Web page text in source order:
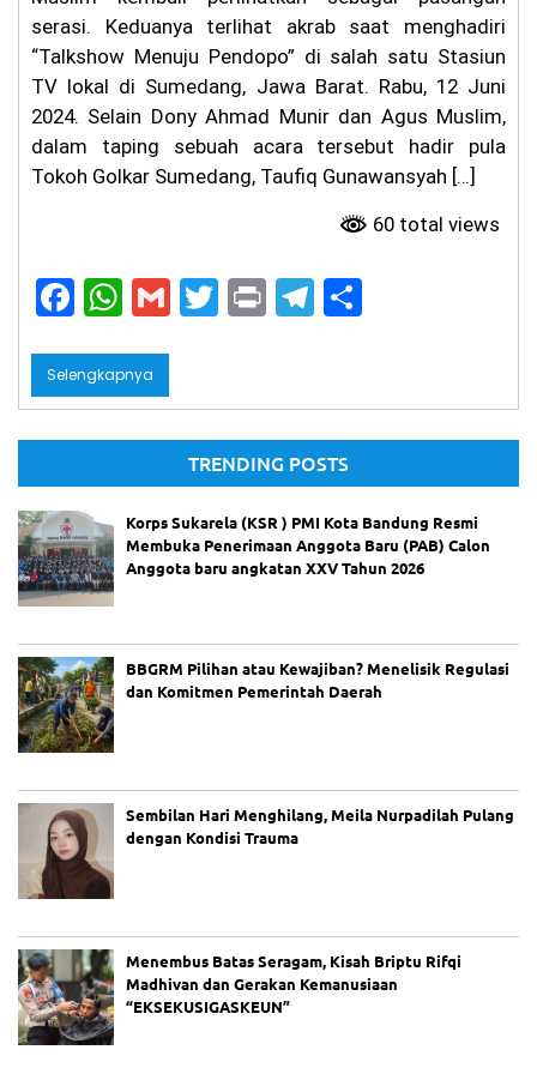
Se
ar
25
0
Pe
nu
m
ak
ua
si
ka
rel
a
SR
)
P
nd
un
mi
M
e
ne
ri
m
aa
serasi. Keduanya terlihat akrab saat menghadiri
“Talkshow Menuju Pendopo” di salah satu Stasiun
TV lokal di Sumedang, Jawa Barat. Rabu, 12 Juni
2024. Selain Dony Ahmad Munir dan Agus Muslim,
dalam taping sebuah acara tersebut hadir pula
Tokoh Golkar Sumedang, Taufiq Gunawansyah […]
60 total views
F
a
c
e
b
o
o
k
W
h
a
ts
A
p
p
G
m
l
T
w
er
Pr
in
T
el
gr
a
m
e
Selengkapnya
TRENDING POSTS
Korps Sukarela (KSR ) PMI Kota Bandung Resmi
Membuka Penerimaan Anggota Baru (PAB) Calon
Anggota baru angkatan XXV Tahun 2026
BBGRM Pilihan atau Kewajiban? Menelisik Regulasi
dan Komitmen Pemerintah Daerah
Sembilan Hari Menghilang, Meila Nurpadilah Pulang
dengan Kondisi Trauma
Menembus Batas Seragam, Kisah Briptu Rifqi
Madhivan dan Gerakan Kemanusiaan
“EKSEKUSIGASKEUN”